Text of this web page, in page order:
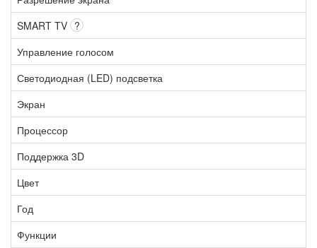
SMART TV ?
Управление голосом
Светодиодная (LED) подсветка
Экран
Процессор
Поддержка 3D
Цвет
Год
Функции